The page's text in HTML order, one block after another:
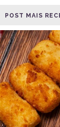
POST MAIS